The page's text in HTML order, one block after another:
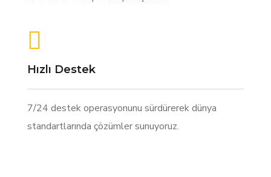
Hızlı Destek
7/24 destek operasyonunu sürdürerek dünya
standartlarında çözümler sunuyoruz.